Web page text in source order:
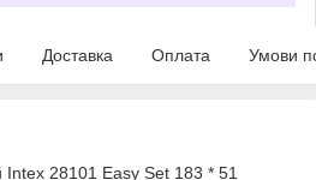
Доставка Оплата Умови
Intex 28101 Easy Set 183 * 51